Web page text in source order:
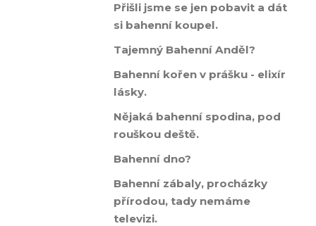
Přišli jsme se jen pobavit a dát
si bahenní koupel.
Tajemný Bahenní Anděl?
Bahenní kořen v prášku - elixír
lásky.
Nějaká bahenní spodina, pod
rouškou deště.
Bahenní dno?
Bahenní zábaly, procházky
přírodou, tady nemáme
televizi.